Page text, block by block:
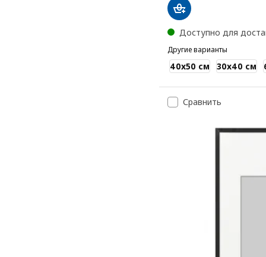
Доступно для
Другие варианты
RÖDALM
40x50 см 30x40 см
Сравнить